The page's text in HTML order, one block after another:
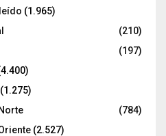
(1.965)
(210)
(197)
(1.275)
(784)
(2.527)